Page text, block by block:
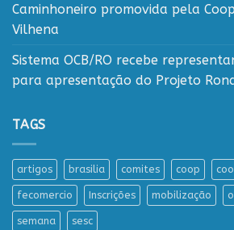
Caminhoneiro promovida pela
Vilhena
Sistema OCB/RO recebe
para apresentação do Projeto
TAGS
artigos brasilia comites coop
fecomercio Inscrições mobilização
semana sesc